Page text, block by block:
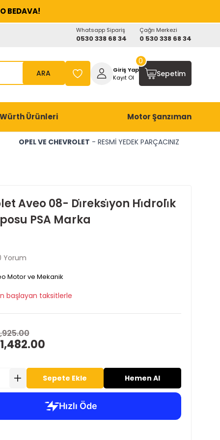
BEDAVA!
Whatsapp Sipariş
0530 338 68 34
Çağrı Merkezi
0 530 338 68 34
ARA
Giriş Yap
Kayıt Ol
Sepetim
0
Würth Ürünleri Motor Şanzıman
OPEL VE CHEVROLET - RESMİ YEDEK PARÇACINIZ
Aveo 08- Di̇reksi̇yon Hi̇droli̇k
PSA Marka
Yorum
Motor ve Mekanik
başlayan taksitlerle
Sepete Ekle Hemen Al